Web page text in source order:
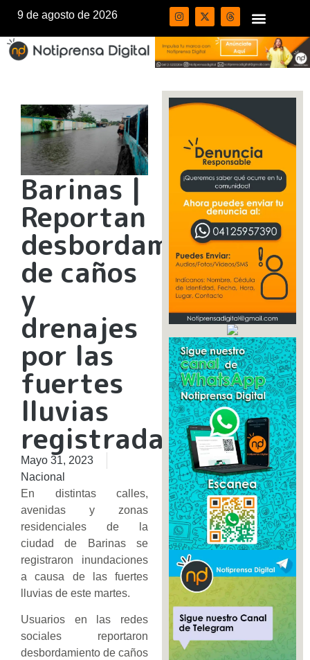
9 de agosto de 2026
Barinas |
Reportan
desbordamiento
de caños
y
drenajes
por las
fuertes
lluvias
registradas
Mayo 31, 2023
Nacional
En distintas calles,
avenidas y zonas
residenciales de la
ciudad de Barinas se
registraron inundaciones
a causa de las fuertes
lluvias de este martes.
Usuarios en las redes
sociales reportaron
desbordamiento de caños